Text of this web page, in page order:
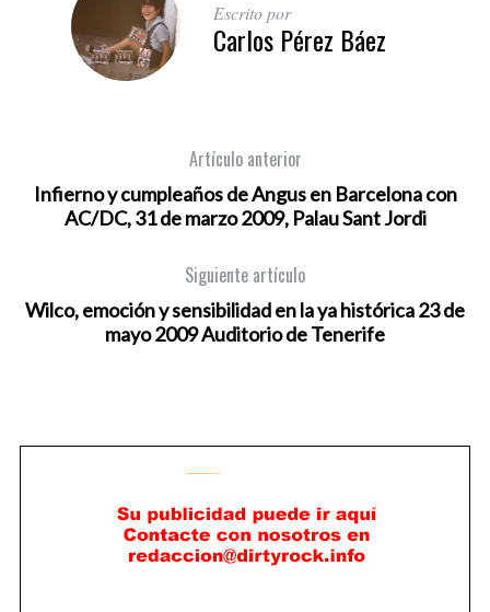
Escrito por
Carlos Pérez Báez
Artículo anterior
Infierno y cumpleaños de Angus en Barcelona con
AC/DC, 31 de marzo 2009, Palau Sant Jordi
Siguiente artículo
Wilco, emoción y sensibilidad en la ya histórica 23 de
mayo 2009 Auditorio de Tenerife